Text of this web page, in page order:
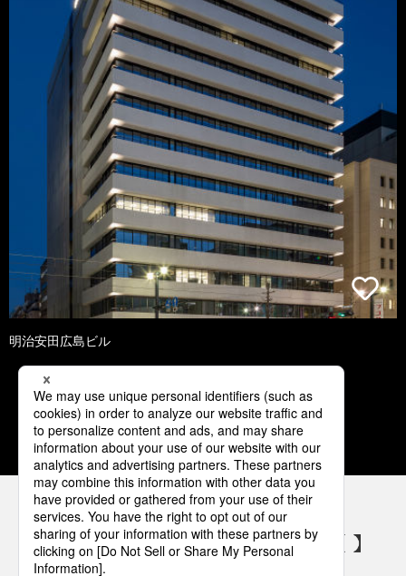
明治安田広島ビル
1 2 3 4 5
パナソニックの電気設備 SNSアカウント